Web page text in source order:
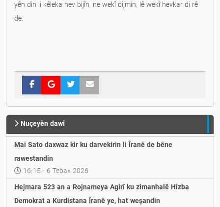
yên din li kêleka hev bijîn, ne wekî dijmin, lê wekî hevkar di rê
de.
Nuçeyěn dawî
Mai Sato daxwaz kir ku darvekirin li Îranê de bêne
rawestandin
16:15 - 6 Tebax 2026
Hejmara 523 an a Rojnameya Agirî ku zimanhalê Hizba
Demokrat a Kurdistana Îranê ye, hat weşandin